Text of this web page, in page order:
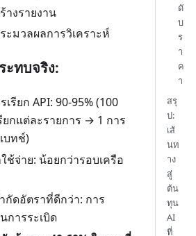
างรายงาน
ะมวลผลการวิเคราะห์
ะทบจริง:
เรียก API: 90-95% (100
ยกแต่ละรายการ → 1 การ
บทช์)
ช้จ่าย: น้อยกว่ารอบเครือ
กัดอัตราที่ดีกว่า: การ
การระเบิด
ดั
บ
ร
า
ค
า
สรุ
ป:
เส้
นท
าง
สู่
ต้น
ทุน
AI
ที่